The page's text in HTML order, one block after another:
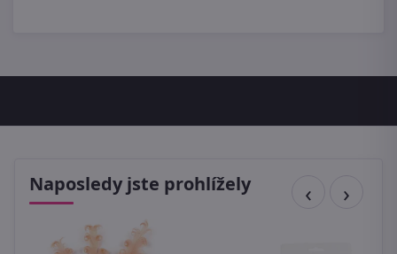
Naposledy jste prohlížely